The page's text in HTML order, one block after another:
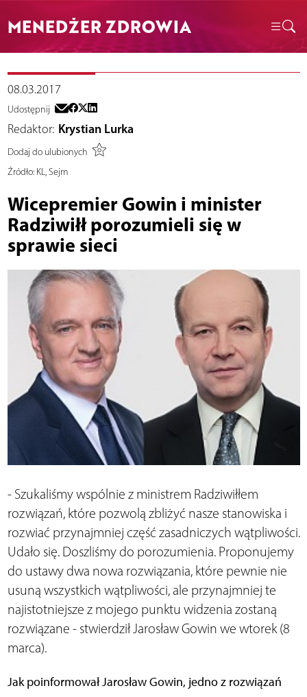
MENEDŻER ZDROWIA
08.03.2017
Udostępnij
Redaktor: Krystian Lurka
Dodaj do ulubionych
Źródło:KL, Sejm
Wicepremier Gowin i minister
Radziwiłł porozumieli się w
sprawie sieci
- Szukaliśmy wspólnie z ministrem Radziwiłłem
rozwiązań, które pozwolą zbliżyć nasze stanowiska i
rozwiać przynajmniej część zasadniczych wątpliwości.
Udało się. Doszliśmy do porozumienia. Proponujemy
do ustawy dwa nowa rozwiązania, które pewnie nie
usuną wszystkich wątpliwości, ale przynajmniej te
najistotniejsze z mojego punktu widzenia zostaną
rozwiązane - stwierdził Jarosław Gowin we wtorek (8
marca).
Jak poinformował Jarosław Gowin, jedno z rozwiązań